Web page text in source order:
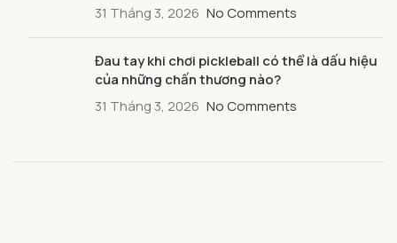
31 Tháng 3, 2026 No Comments
Đau tay khi chơi pickleball có thể là dấu hiệu
của những chấn thương nào?
31 Tháng 3, 2026 No Comments